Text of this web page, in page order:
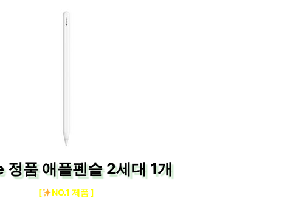
품 애플펜슬 2세대 1개
[ NO.1 제품 ]